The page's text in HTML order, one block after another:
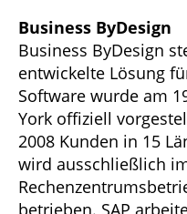
Business ByDesign
Business ByDesign
entwickelte Lösung
Software wurde am
York offiziell
2008 Kunden in 15
wird ausschließlich
betrieben. SAP